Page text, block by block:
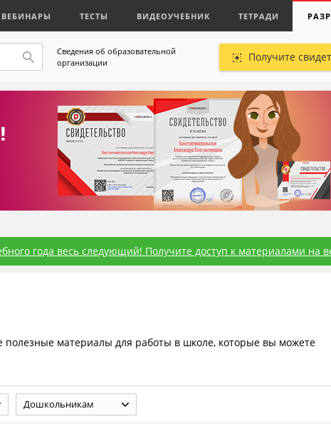
ВЕБИНАРЫ ТЕСТЫ ВИДЕОУЧЕБНИК ТЕТРАДИ
Сведения об образовательной
организации
Получите
года весь следующий! Получите доступ к материалами на
полезные материалы для работы в школе, которые вы можете
Дошкольникам